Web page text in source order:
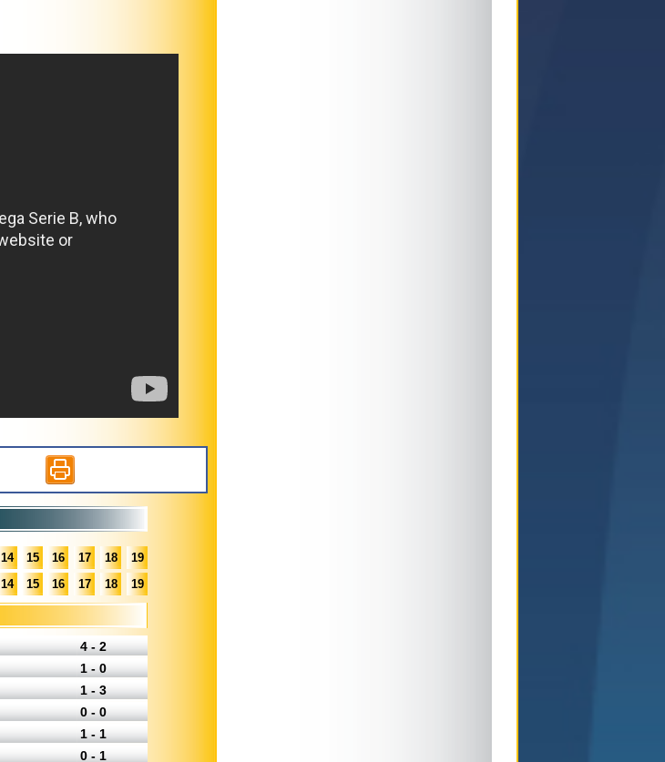
14 15 16 17 18 19
14 15 16 17 18 19
4 - 2
1 - 0
1 - 3
0 - 0
1 - 1
0 - 1